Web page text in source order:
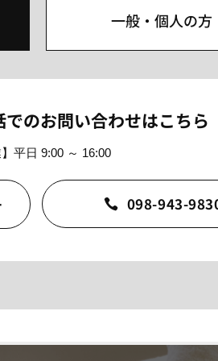
一般・個人の方
のお問い合わせはこちら
】平日 9:00 ～ 16:00
 098-943-